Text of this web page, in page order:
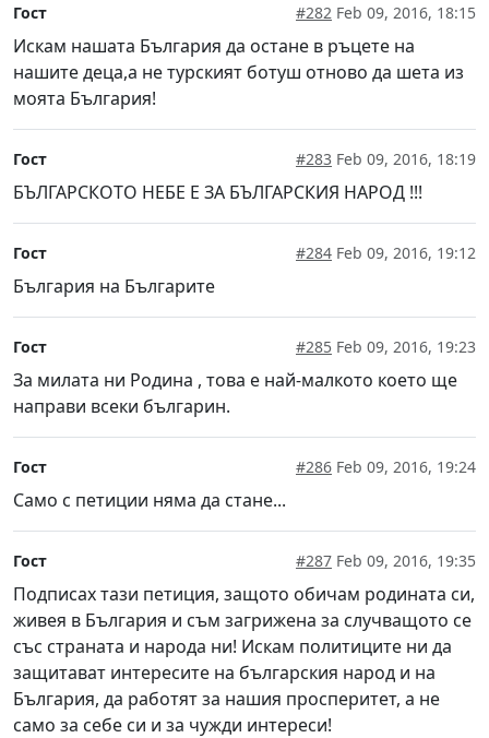
Гост #282 Feb 09, 2016, 18:15
Искам нашата България да остане в ръцете на
нашите деца,а не турският ботуш отново да шета из
моята България!
Гост #283 Feb 09, 2016, 18:19
БЪЛГАРСКОТО НЕБЕ Е ЗА БЪЛГАРСКИЯ НАРОД !!!
Гост #284 Feb 09, 2016, 19:12
България на Българите
Гост #285 Feb 09, 2016, 19:23
За милата ни Родина , това е най-малкото което ще
направи всеки българин.
Гост #286 Feb 09, 2016, 19:24
Само с петиции няма да стане...
Гост #287 Feb 09, 2016, 19:35
Подписах тази петиция, защото обичам родината си,
живея в България и съм загрижена за случващото се
със страната и народа ни! Искам политиците ни да
защитават интересите на българския народ и на
България, да работят за нашия просперитет, а не
само за себе си и за чужди интереси!